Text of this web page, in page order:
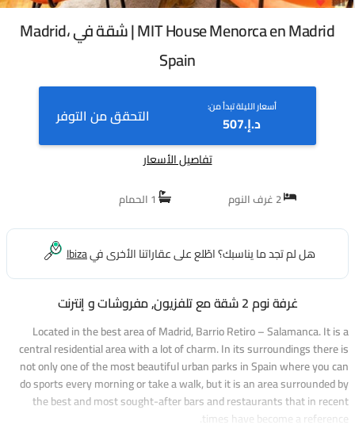
MIT House Menorca en Madrid | شقة في Madrid،
Spain
أسعار الليلة تبدأ من:
د.إ.‏507 التحقق من التوفر
تفاصيل الأسعار
2 غرف النوم
هل لم تجد ما يناسبك؟ اطّلع على عقاراتنا الأخرى فيIbiza
غرفة نوم 2 شقة مع تلفزيون, مفروشات و إنترنت
Located in the best area of Madrid, Barrio Retiro – Salamanca. It is a
central residential area with a lot of charm. In its surroundings there is
not only one of the most beautiful urban parks in Spain where you can
do sports every morning or take a walk, but it is an area surrounded by
the best and most sought-after bars and restaurants that in recent
times have become a reference.